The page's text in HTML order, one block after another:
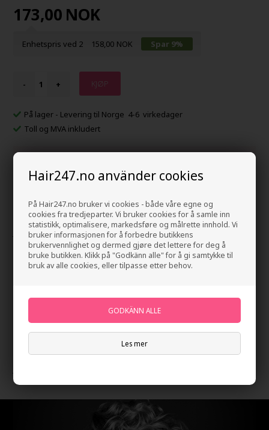
Hair247.no använder cookies
På Hair247.no bruker vi cookies - både våre egne og
cookies fra tredjeparter. Vi bruker cookies for å samle inn
statistikk, optimalisere, markedsføre og målrette innhold. Vi
bruker informasjonen for å forbedre butikkens
brukervennlighet og dermed gjøre det lettere for deg å
bruke butikken. Klikk på "Godkänn alle" for å gi samtykke til
bruk av alle cookies, eller tilpasse etter behov.
Les mer
173,00 NOK
Enhetspris ved 2 158,00 NOK Spar 9%
- +
På lager - Levering til Norge 4-6 virkedager
Toll og MVA inkludert
Beskrivelse Anmeldelser Produsent
Joico JoiGel Firm Styling Gel er en gel som gir sterkt hold. Den
passer for alle hårtyper. Tilfører ekstra fuktighet, hold og glans og
definerer krøller. Alkoholfri. Behold nivå 8 av 10.
Påfør en liten mengde på hendene og fordel jevnt gjennom
håndkletørt hår. Lufttørk eller føn håret ditt.